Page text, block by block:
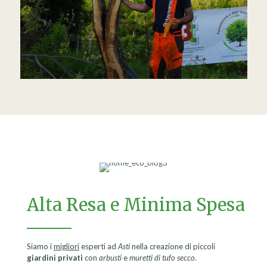
Alta Resa e Minima Spesa
Siamo imiglioriesperti ad Astinella creazione di piccoli
giardini privati con arbustiemuretti di tufo secco.